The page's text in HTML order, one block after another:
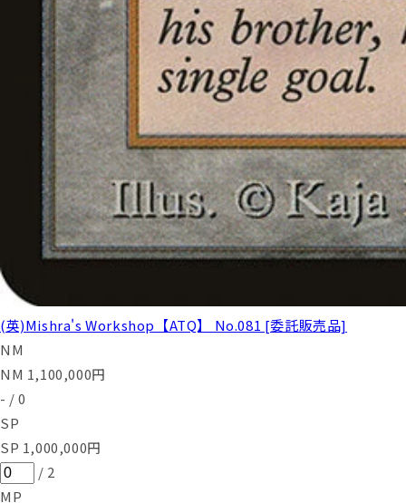
(英)Mishra's Workshop【ATQ】 No.081 [委託販売品]
NM
NM 1,100,000円
- / 0
SP
SP 1,000,000円
/ 2
MP